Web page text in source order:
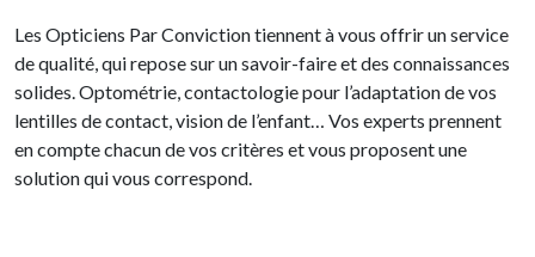
Les Opticiens Par Conviction tiennent à vous offrir un service
de qualité, qui repose sur un savoir-faire et des connaissances
solides. Optométrie, contactologie pour l’adaptation de vos
lentilles de contact, vision de l’enfant… Vos experts prennent
en compte chacun de vos critères et vous proposent une
solution qui vous correspond.